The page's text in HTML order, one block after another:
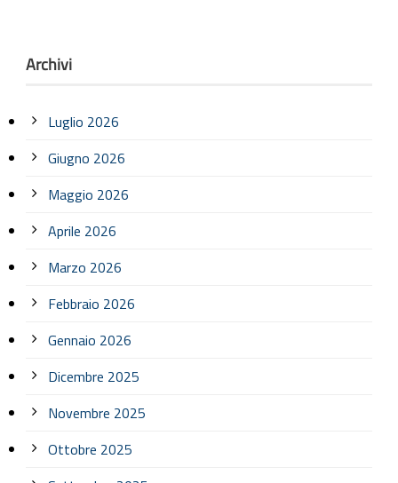
Archivi
Luglio 2026
Giugno 2026
Maggio 2026
Aprile 2026
Marzo 2026
Febbraio 2026
Gennaio 2026
Dicembre 2025
Novembre 2025
Ottobre 2025